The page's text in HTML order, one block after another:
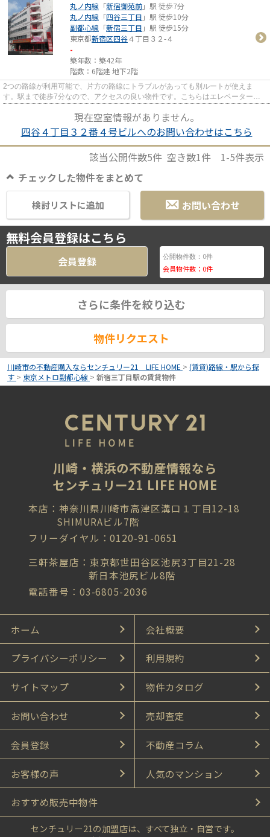
丸ノ内線 「新宿御苑前」駅 徒歩7分
丸ノ内線 「四谷三丁目 」駅 徒歩10分
副都心線 「新宿三丁目 」駅 徒歩15分
東京都新宿区四谷４丁目３２-４
-
築年数：築42年
階数：6階建 地下2階
2つの路線が利用可能で、片方の路線にトラブルがあっても別ルートが使えま
す。駅まで徒歩7分なので、アクセスの良い物件です。こちらはエレベーター付
現在空室情報がありません。
四谷４丁目３２番４号ビルへのお問い合わせはこちら
該当公開件数5件 空き数1件 1-5件表示
チェックした物件をまとめて
お問い合わせ
検討リストに追加
無料会員登録はこちら
会員登録 公開物件数： 0件
会員物件数： 0件
さらに条件を絞り込む
物件リクエスト
川崎市の不動産購入ならセンチュリー21 LIFE HOME > (賃貸)路線・駅から探
す > 東京メトロ副都心線 > 新宿三丁目駅の賃貸物件
川崎・横浜の不動産情報なら
センチュリー21 LIFE HOME
本店：神奈川県川崎市高津区溝口１丁目12-18
SHIMURAビル7階
フリーダイヤル：0120-91-0651
三軒茶屋店：東京都世田谷区池尻3丁目21-28
新日本池尻ビル8階
電話番号：03-6805-2036
ホーム 会社概要
プライバシーポリシー 利用規約
サイトマップ 物件カタログ
お問い合わせ 売却査定
会員登録 不動産コラム
お客様の声 人気のマンション
おすすめ販売中物件
センチュリー21の加盟店は、すべて独立・自営です。